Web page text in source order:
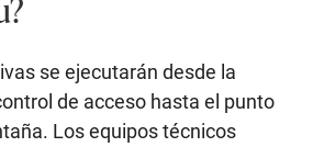
se ejecutarán desde la
de acceso hasta el punto
Los equipos técnicos